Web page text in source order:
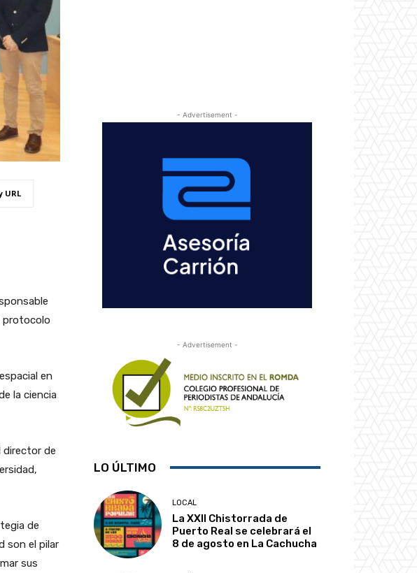
URL
protocolo
en
la ciencia
director de
de
son el pilar
sus
- Advertisement -
- Advertisement -
LO ÚLTIMO
LOCAL
La XXII Chistorrada de
Puerto Real se celebrará el
8 de agosto en La Cachucha